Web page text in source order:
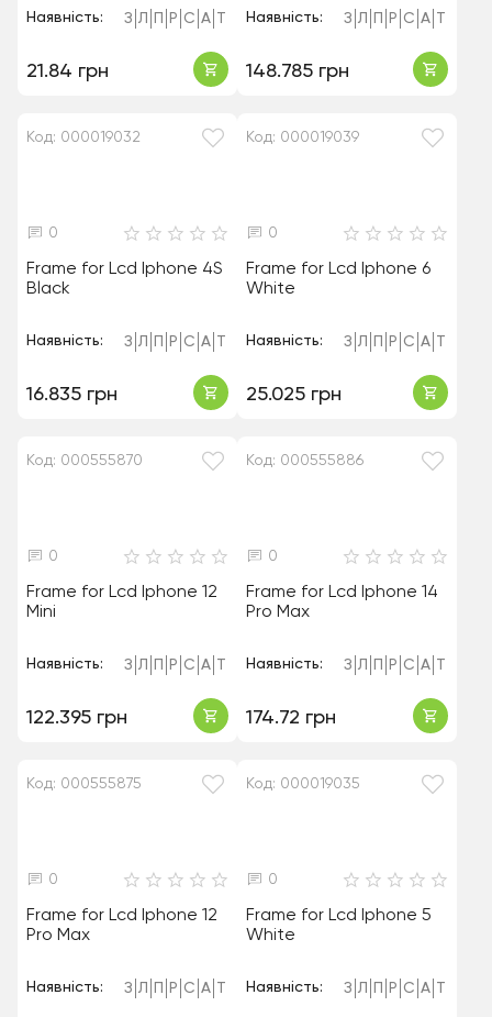
Наявність: З Л Р С А
21.84 грн
Наявність: З Л Р С А
148.785 грн
Код: 000019032
0
Frame for Lcd Iphone 4S
Black
Наявність: З Л Р С А
16.835 грн
Код: 000019039
0
Frame for Lcd Iphone 6
White
Наявність: З Л Р С А
25.025 грн
Код: 000555870
0
Frame for Lcd Iphone 12
Mini
Наявність: З Л Р С А
122.395 грн
Код: 000555886
0
Frame for Lcd Iphone 14
Pro Max
Наявність: З Л Р С А
174.72 грн
Код: 000555875
0
Frame for Lcd Iphone 12
Pro Max
Наявність: З Л Р С А
Код: 000019035
0
Frame for Lcd Iphone 5
White
Наявність: З Л Р С А